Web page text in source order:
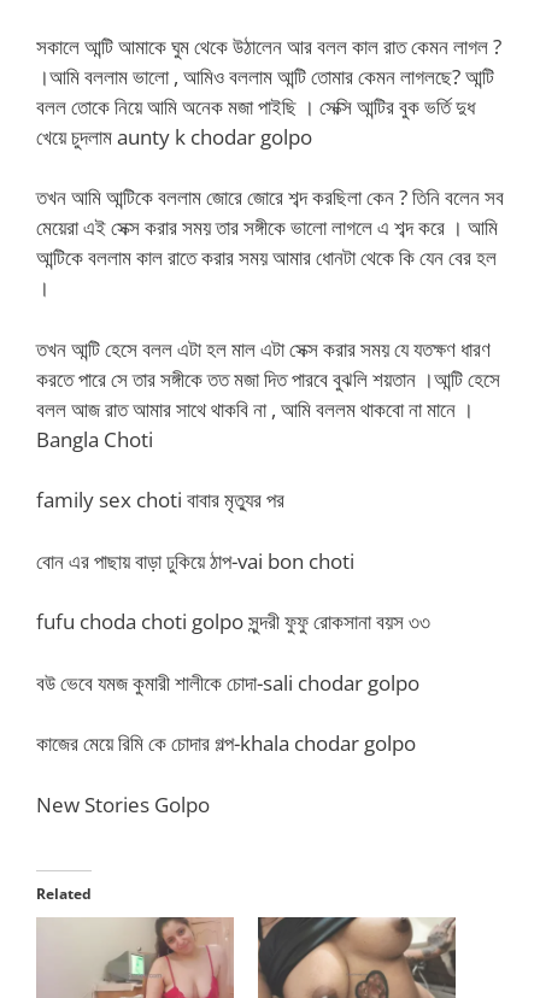
সকালে আন্টি আমাকে ঘুম থেকে উঠালেন আর বলল কাল রাত কেমন লাগল ?
।আমি বললাম ভালো , আমিও বললাম আন্টি তোমার কেমন লাগলছে? আন্টি
বলল তোকে নিয়ে আমি অনেক মজা পাইছি । সেক্সি আন্টির বুক ভর্তি দুধ
খেয়ে চুদলামaunty k chodar golpo
তখন আমি আন্টিকে বললাম জোরে জোরে শব্দ করছিলা কেন ? তিনি বলেন সব
মেয়েরা এই সেক্স করার সময় তার সঙ্গীকে ভালো লাগলে এ শব্দ করে । আমি
আন্টিকে বললাম কাল রাতে করার সময় আমার ধোনটা থেকে কি যেন বের হল
।
তখন আন্টি হেসে বলল এটা হল মাল এটা সেক্স করার সময় যে যতক্ষণ ধারণ
করতে পারে সে তার সঙ্গীকে তত মজা দিত পারবে বুঝলি শয়তান ।আন্টি হেসে
বলল আজ রাত আমার সাথে থাকবি না , আমি বললম থাকবো না মানে ।
Bangla Choti
family sex choti বাবার মৃত্যুর পর
বোন এর পাছায় বাড়া ঢুকিয়ে ঠাপ-vai bon choti
fufu choda choti golpo সুন্দরী ফুফু রোকসানা বয়স ৩৩
বউ ভেবে যমজ কুমারী শালীকে চোদা-sali chodar golpo
কাজের মেয়ে রিমি কে চোদার গল্প-khala chodar golpo
New Stories Golpo
Related